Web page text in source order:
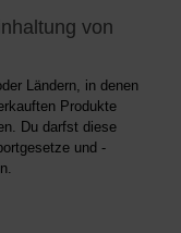
von
Ländern, in denen
Produkte
Du darfst diese
und -